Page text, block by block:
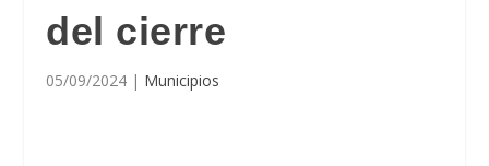
del cierre
05/09/2024 | Municipios